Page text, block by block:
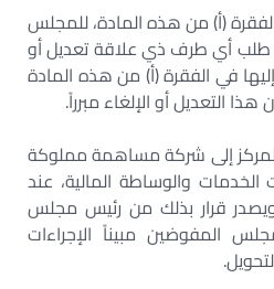
(أ) من هذه المادة، للمجلس
طلب أي طرف ذي علاقة تعديل أو
في الفقرة (أ) من هذه المادة
التعديل أو الإلغاء مبرراً.
تحويل المركز إلى شركة مساهمة مملوكة
والوساطة المالية، عند
ويصدر قرار بذلك من رئيس مجلس
المفوضين مبيناً الإجراءات